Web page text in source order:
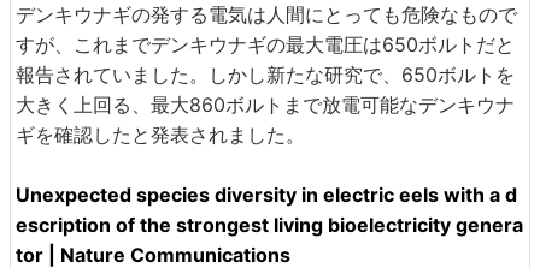
デンキウナギの発する電気は人間にとっても危険なもので
すが、これまでデンキウナギの最大電圧は650ボルトだと
報告されていました。しかし新たな研究で、650ボルトを
大きく上回る、最大860ボルトまで放電可能なデンキウナ
ギを確認したと発表されました。
Unexpected species diversity in electric eels with a d
escription of the strongest living bioelectricity genera
tor | Nature Communications